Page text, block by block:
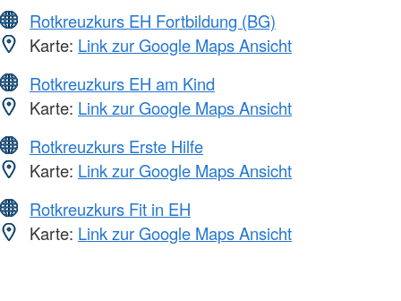
Rotkreuzkurs EH Fortbildung (BG)
Karte: Link zur Google Maps Ansicht
Rotkreuzkurs EH am Kind
Karte: Link zur Google Maps Ansicht
Rotkreuzkurs Erste Hilfe
Karte: Link zur Google Maps Ansicht
Rotkreuzkurs Fit in EH
Karte: Link zur Google Maps Ansicht